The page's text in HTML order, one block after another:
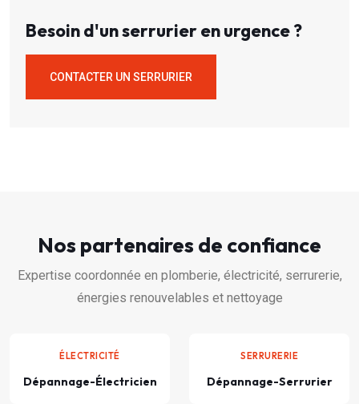
Besoin d'un serrurier en urgence ?
CONTACTER UN SERRURIER
Nos partenaires de confiance
Expertise coordonnée en plomberie, électricité, serrurerie,
énergies renouvelables et nettoyage
ÉLECTRICITÉ
Dépannage-Électricien
SERRURERIE
Dépannage-Serrurier